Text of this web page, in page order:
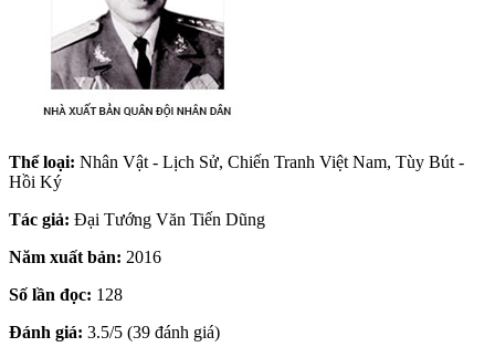
Thể loại: Nhân Vật - Lịch Sử, Chiến Tranh Việt Nam, Tùy Bút -
Hồi Ký
Tác giả: Đại Tướng Văn Tiến Dũng
Năm xuất bản: 2016
Số lần đọc: 128
Đánh giá: 3.5/5 (39 đánh giá)